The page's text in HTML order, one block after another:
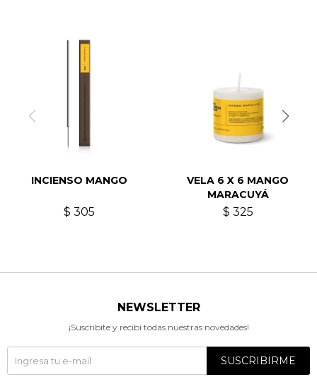
INCIENSO MANGO
$ 305
VELA 6 X 6 MANGO
MARACUYÁ
$ 325
NEWSLETTER
¡Suscribite y recibí todas nuestras novedades!
SUSCRIBIRME